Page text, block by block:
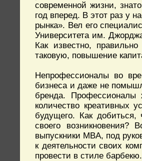
современной жизни,
год вперед. В этот раз у
рынка». Вел его
Университета им.
Как известно,
таковую, повышение
Непрофессионалы во
бизнеса и даже не
бренда.
количество креативных
будущего. Как
своего
выпускники MBA, под
к деятельности своих
провести в стиле